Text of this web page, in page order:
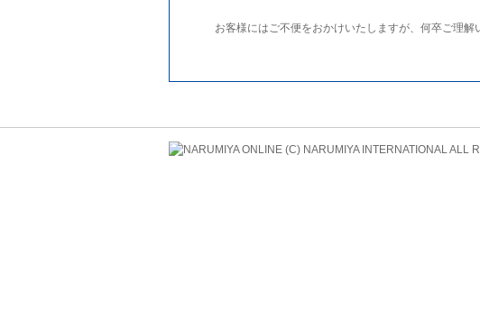
お客様にはご不便をおかけいたしますが、何卒ご理解